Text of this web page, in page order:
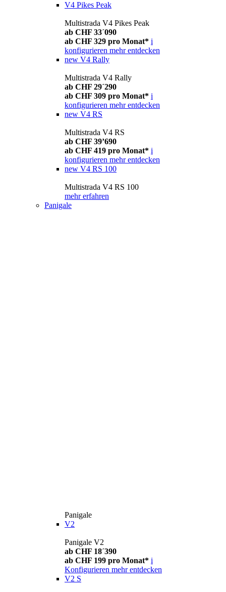
V4 Pikes Peak
Multistrada V4 Pikes Peak
ab CHF 33´090
ab CHF 329 pro Monat* i
konfigurieren mehr entdecken
new V4 Rally
Multistrada V4 Rally
ab CHF 29´290
ab CHF 309 pro Monat* i
konfigurieren mehr entdecken
new V4 RS
Multistrada V4 RS
ab CHF 39’690
ab CHF 419 pro Monat* i
konfigurieren mehr entdecken
new V4 RS 100
Multistrada V4 RS 100
mehr erfahren
Panigale
Panigale
V2
Panigale V2
ab CHF 18´390
ab CHF 199 pro Monat* i
Konfigurieren mehr entdecken
V2 S